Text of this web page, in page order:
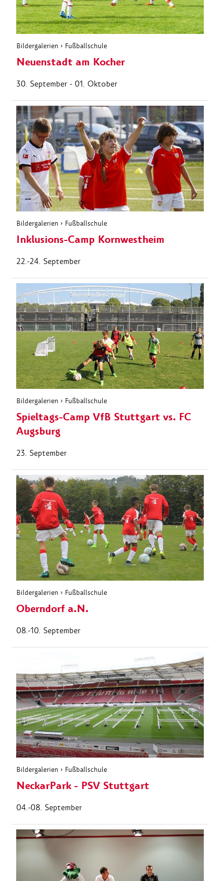
Bildergalerien › Fußballschule
Neuenstadt am Kocher
30. September - 01. Oktober
Bildergalerien › Fußballschule
Inklusions-Camp Kornwestheim
22.-24. September
Bildergalerien › Fußballschule
Spieltags-Camp VfB Stuttgart vs. FC
Augsburg
23. September
Bildergalerien › Fußballschule
Oberndorf a.N.
08.-10. September
Bildergalerien › Fußballschule
NeckarPark - PSV Stuttgart
04.-08. September